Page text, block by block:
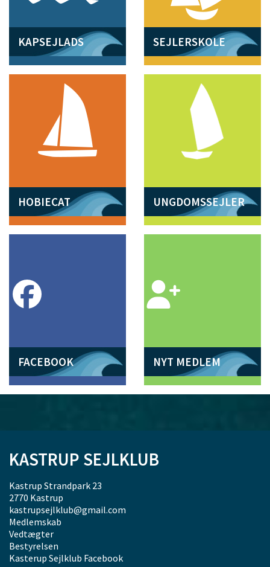
KAPSEJLADS SEJLERSKOLE
HOBIECAT UNGDOMSSEJLER
FACEBOOK NYT MEDLEM
KASTRUP SEJLKLUB
Kastrup Strandpark 23
2770 Kastrup
kastrupsejlklub@gmail.com
Medlemskab
Vedtægter
Bestyrelsen
Kasterup Sejlklub Facebook